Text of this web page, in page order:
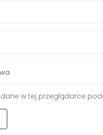
w tej przeglądarce